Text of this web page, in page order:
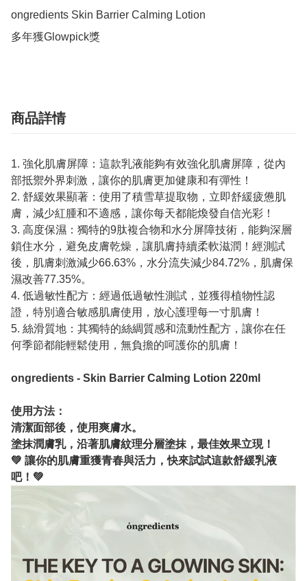
ongredients Skin Barrier Calming Lotion
多年獲Glowpick獎
商品詳情
1. 強化肌膚屏障：這款乳液能夠有效強化肌膚屏障，從內
部抵禦外界刺激，讓你的肌膚更加健康和有彈性！
2. 舒緩效果顯著：使用了積雪草提取物，立即舒緩疲憊肌
膚，減少紅腫和不適感，讓你每天都能煥發自信光彩！
3. 高度保濕：獨特的9肽複合物和水分屏障技術，能夠深層
鎖住水分，避免皮膚乾燥，讓肌膚持續柔軟滋潤！經測試
後，肌膚刺激減少66.63%，水分流失減少84.72%，肌膚保
濕改善77.35%。
4. 低過敏性配方：經過低過敏性測試，並獲得植物性認
證，特別適合敏感肌膚使用，放心護理每一寸肌膚！
5. 絲滑質地：其獨特的絲綢質感和流動性配方，讓你在任
何季節都能輕鬆使用，無負擔的呵護你的肌膚！
ongredients - Skin Barrier Calming Lotion 220ml
使用方法：
清潔面部後，使用爽膚水。
塗抹潤膚乳，沿著肌膚紋理分層塗抹，最佳效果立現！
💚 讓你的肌膚重獲青春與活力，快來試試這款舒緩乳液
吧！💚